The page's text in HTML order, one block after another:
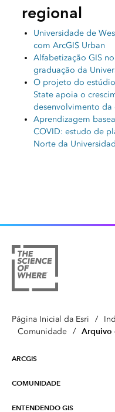
regional
Universidade de
com ArcGIS Urban
Alfabetização GIS
graduação da
O projeto do
State apoia o
desenvolvimento da
Aprendizagem
COVID: estudo de
Norte da
Página Inicial da Esri /
Comunidade / Arquivo
ARCGIS
Visão Geral do ArcGIS
COMUNIDADE
Esri Community
ENTENDENDO GIS